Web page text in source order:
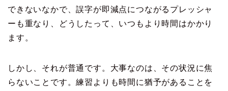
できないなかで、誤字が即減点につながるプレッシャ
ーも重なり、どうしたって、いつもより時間はかかり
ます。
しかし、それが普通です。大事なのは、その状況に焦
らないことです。練習よりも時間に猶予があることを